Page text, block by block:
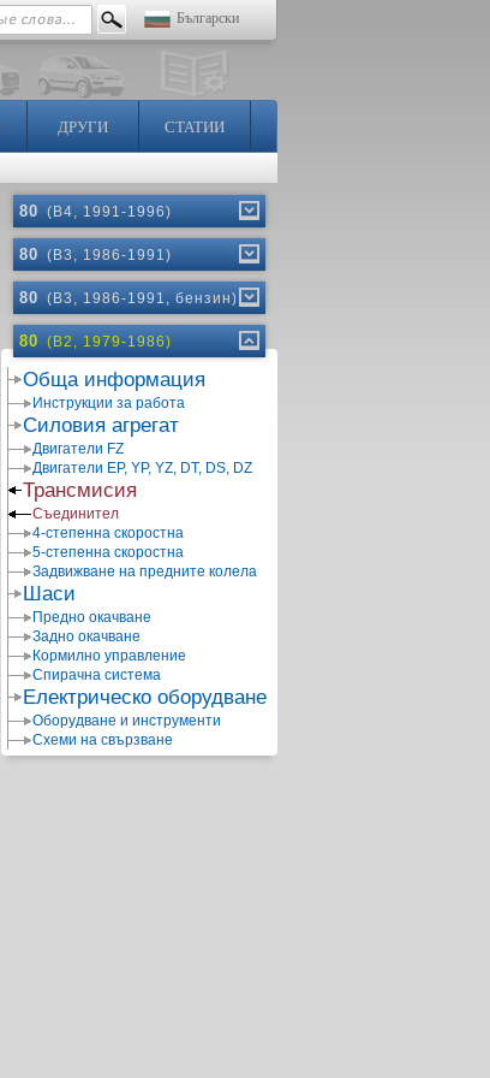
Български
ДРУГИ СТАТИИ
80 (B4, 1991-1996)
80 (B3, 1986-1991)
80 (B3, 1986-1991, бензин)
80 (B2, 1979-1986)
Обща информация
Инструкции за работа
Силовия агрегат
Двигатели FZ
Двигатели EP, YP, YZ, DT, DS, DZ
Трансмисия
Съединител
4-степенна скоростна
5-степенна скоростна
Задвижване на предните колела
Шаси
Предно окачване
Задно окачване
Кормилно управление
Спирачна система
Електрическо оборудване
Оборудване и инструменти
Схеми на свързване